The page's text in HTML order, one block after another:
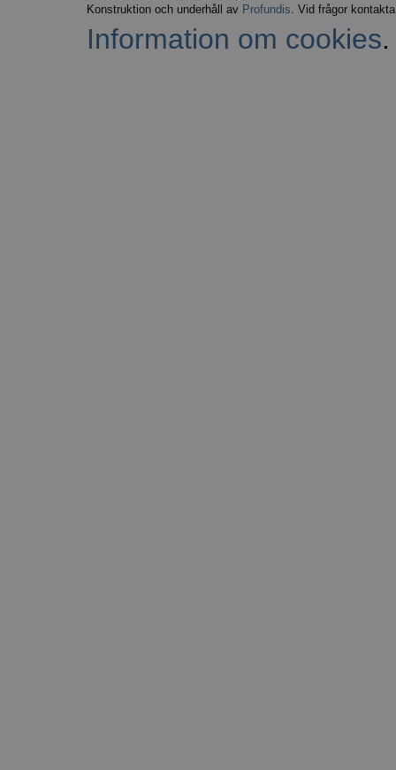
Konstruktion och underhåll av Profundis . Vid frågor
Information om cookies.